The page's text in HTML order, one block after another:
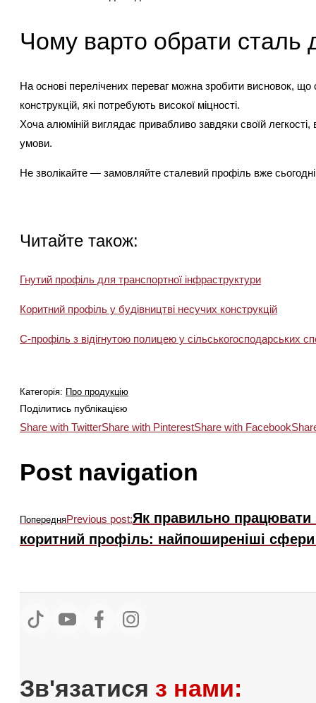
Чому варто обрати сталь
На основі перелічених переваг можна зробити висновок,
конструкцій, які потребують високої міцності.
Хоча алюміній виглядає привабливо завдяки своїй
умови.
Не зволікайте — замовляйте сталевий профіль вже
Читайте також:
Гнутий профіль для транспортної інфраструктури
Коритний профіль у будівництві несучих конструкцій
С-профіль з відігнутою полицею у сільськогосподарських
Категорія: Про продукцію
Поділитись публікацією
Share with TwitterShare with PinterestShare with Facebook
Post navigation
ПопередняPrevious post:Як правильно працювати
коритний профіль: найпоширеніші сфери
Зв'язатися з нами: